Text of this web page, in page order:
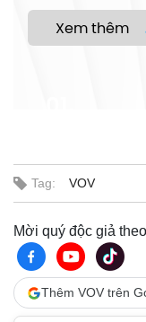
Tag: VOV
Mời quý độc giả
Thêm VOV trên